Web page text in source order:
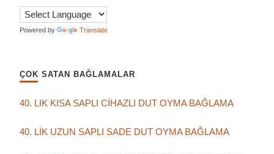
Powered by Translate
ÇOK SATAN BAĞLAMALAR
40. LIK KISA SAPLI CİHAZLI DUT OYMA BAĞLAMA
40. LİK UZUN SAPLI SADE DUT OYMA BAĞLAMA